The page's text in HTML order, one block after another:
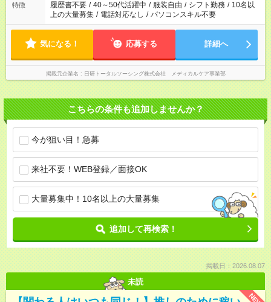
特徴 履歴書不要 / 40～50代活躍中 / 服装自由 / シフト勤務 / 10名以
上の大量募集 / 電話対応なし / パソコンスキル不要
気になる！ 応募する 詳細へ
掲載元企業名 日研トータルソーシング株式会社 メディカルケア事業部
こちらの条件も追加しませんか？
今が狙い目！急募
来社不要！WEB登録／面接OK
大量募集中！10名以上の大量募集
追加して再検索！
掲載日：2026.08.07
未読